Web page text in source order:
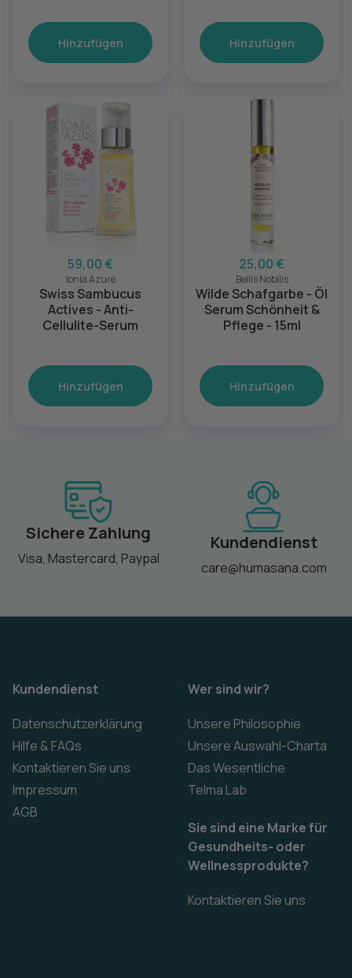
Hinzufügen Hinzufügen
59,00 €
Ionia Azuré
Swiss Sambucus
Actives - Anti-
Cellulite-Serum
Hinzufügen
25,00 €
Bellis Nobilis
Wilde Schafgarbe - Öl
Serum Schönheit &
Pflege - 15ml
Hinzufügen
Sichere Zahlung
Visa, Mastercard, Paypal
Kundendienst
care@humasana.com
Kundendienst
Datenschutzerklärung
Hilfe & FAQs
Kontaktieren Sie uns
Impressum
AGB
Wer sind wir?
Unsere Philosophie
Unsere Auswahl-Charta
Das Wesentliche
Telma Lab
Sie sind eine Marke für
Gesundheits- oder
Wellnessprodukte?
Kontaktieren Sie uns